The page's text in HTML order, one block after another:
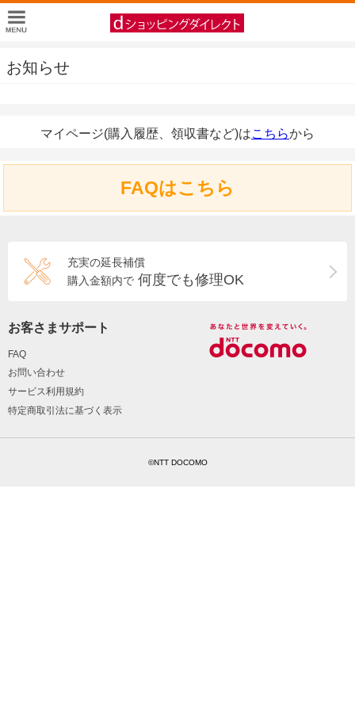
お知らせ
マイページ(購入履歴、領収書など)はこちらから
FAQはこちら
充実の延長補償
購入金額内で 何度でも修理OK
お客さまサポート
FAQ
お問い合わせ
サービス利用規約
特定商取引法に基づく表示
©NTT DOCOMO